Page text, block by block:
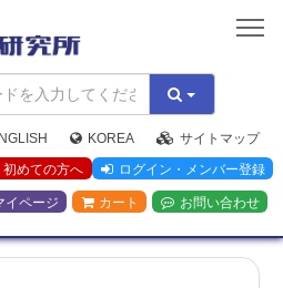
矢
野
経
済
研
究
所
KOREA
サイトマップ
初めての方へ
ログイン・メンバー登録
イページ カート お問い合わせ